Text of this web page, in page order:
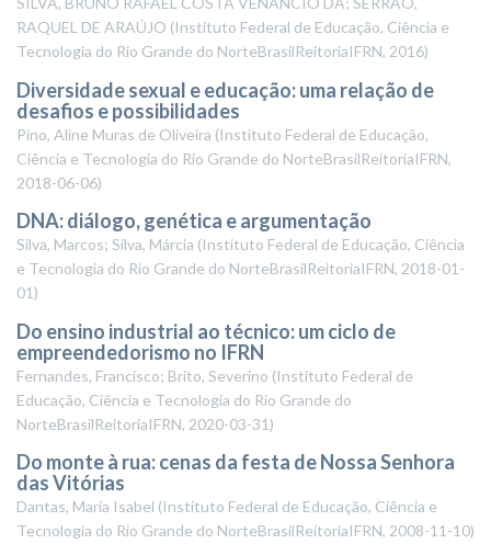
RAQUEL DE ARAÚJO (Instituto Federal de Educação, Ciência e
Tecnologia do Rio Grande do NorteBrasilReitoriaIFRN, 2016)
Diversidade sexual e educação: uma relação de
desafios e possibilidades
Pino, Aline Muras de Oliveira (Instituto Federal de Educação,
Ciência e Tecnologia do Rio Grande do NorteBrasilReitoriaIFRN,
2018-06-06)
DNA: diálogo, genética e argumentação
Silva, Marcos; Silva, Márcia (Instituto Federal de Educação, Ciência
e Tecnologia do Rio Grande do NorteBrasilReitoriaIFRN, 2018-01-
01)
Do ensino industrial ao técnico: um ciclo de
empreendedorismo no IFRN
Fernandes, Francisco; Brito, Severino (Instituto Federal de
Educação, Ciência e Tecnologia do Rio Grande do
NorteBrasilReitoriaIFRN, 2020-03-31)
Do monte à rua: cenas da festa de Nossa Senhora
das Vitórias
Dantas, Maria Isabel (Instituto Federal de Educação, Ciência e
Tecnologia do Rio Grande do NorteBrasilReitoriaIFRN, 2008-11-10)